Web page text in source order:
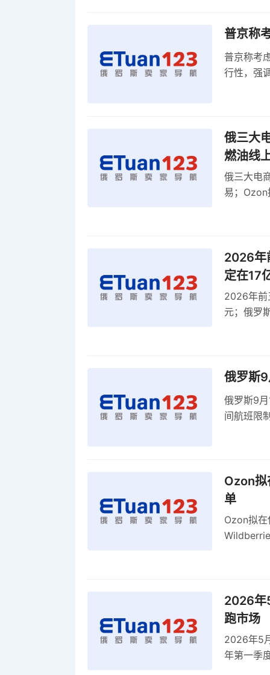
普京称
普京称考
行性，强
俄三大
燃油线
俄三大电
易；
2026年
定在17
2026年前
元；俄罗
俄罗斯
俄罗斯9
间航班限
Ozon拟
单
Ozon拟
2026年
跑市场
2026年5
年第一季